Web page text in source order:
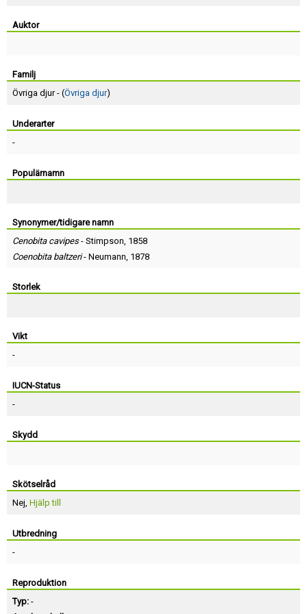
Auktor
Familj
Övriga djur - (Övriga djur)
Underarter
-
Populärnamn
Synonymer/tidigare namn
Cenobita cavipes- Stimpson, 1858
Coenobita baltzeri- Neumann, 1878
Storlek
Vikt
-
IUCN-Status
-
Skydd
Skötselråd
Nej, Hjälp till
Utbredning
-
Reproduktion
Typ: -